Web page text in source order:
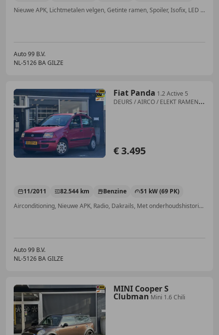
Nieuwe APK, Lichtmetalen velgen, Getinte ramen, Spoiler, Isofix, LED verlichting, Multifunctioneel stuurwiel, USB
Auto 99 B.V.
NL-5126 BA GILZE
Fiat Panda 1.2 Active 5
DEURS / AIRCO / ELEKT RAMEN /
€ 3.495
11/2011 82.544 km Benzine
51 kW (69 PK)
Airconditioning, Nieuwe APK, Radio, Dakrails, Met onderhoudshistorie, Centrale vergrendeling, Zij-airbags, Airbag passagier
Auto 99 B.V.
NL-5126 BA GILZE
MINI Cooper S
Clubman Mini 1.6 Chili